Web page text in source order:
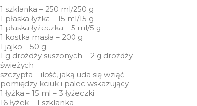
1 szklanka – 250 ml/250 g
1 płaska łyżka – 15 ml/15 g
1 płaska łyżeczka – 5 ml/5 g
1 kostka masła – 200 g
1 jajko – 50 g
1 g drożdży suszonych – 2 g drożdży
świeżych
szczypta – ilość, jaką uda się wziąć
pomiędzy kciuk i palec wskazujący
1 łyżka – 15 ml – 3 łyżeczki
16 łyżek – 1 szklanka